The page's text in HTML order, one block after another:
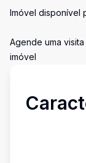
Imóvel disponível
Agende uma
imóvel